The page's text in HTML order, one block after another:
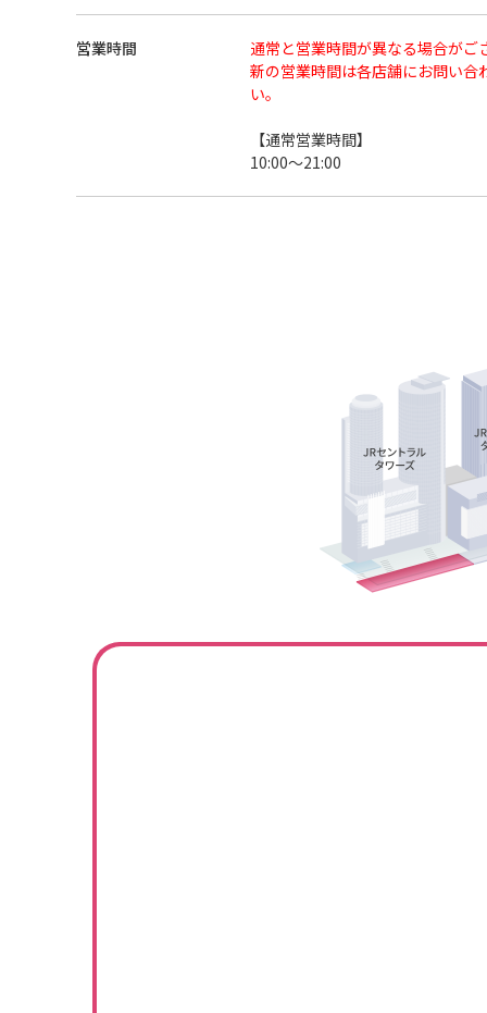
営業時間
通常と営業時間が異なる場合がご
新の営業時間は各店舗にお問い合
い。
【通常営業時間】
10:00～21:00